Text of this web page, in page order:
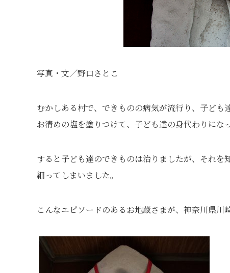
写真・文／野口さとこ
むかしある村で、できものの病気が流行り、子ど
お清めの塩を塗りつけて、子ども達の身代わりにな
すると子ども達のできものは治りましたが、それ
細ってしまいました。
こんなエピソードのあるお地蔵さまが、神奈川県川